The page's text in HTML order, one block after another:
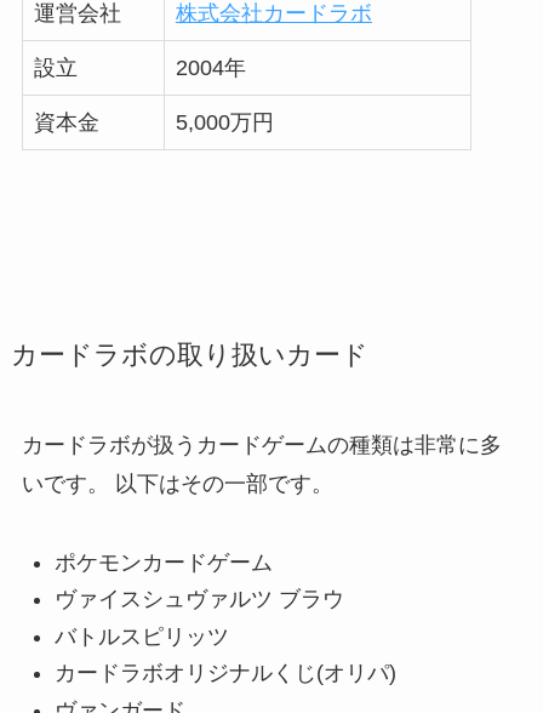
運営会社 株式会社カードラボ
設立 2004年
資本金 5,000万円
カードラボの取り扱いカード
カードラボが扱うカードゲームの種類は非常に多
いです。 以下はその一部です。
ポケモンカードゲーム
ヴァイスシュヴァルツ ブラウ
バトルスピリッツ
カードラボオリジナルくじ(オリパ)